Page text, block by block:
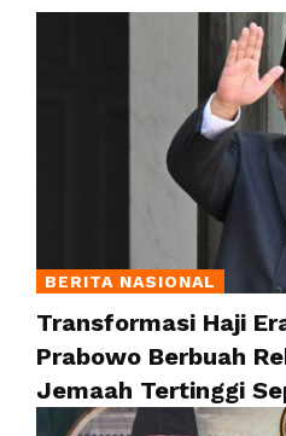
BERITA NASIONAL
Transformasi Haji
Prabowo Berbuah
Jemaah Tertinggi